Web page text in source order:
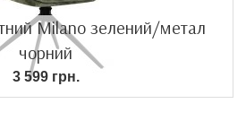
Milano зелений/метал
чорний
3 599 грн.